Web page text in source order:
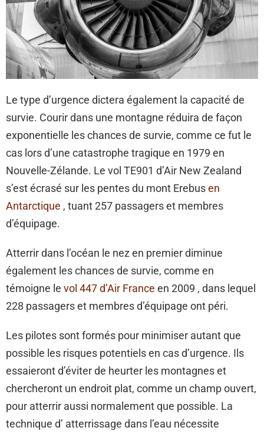
Le type d’urgence dictera également la capacité de
survie. Courir dans une montagne réduira de façon
exponentielle les chances de survie, comme ce fut le
cas lors d’une catastrophe tragique en 1979 en
Nouvelle-Zélande. Le vol TE901 d’Air New Zealand
s’est écrasé sur les pentes du mont Erebusen
Antarctique , tuant 257 passagers et membres
d’équipage.
Atterrir dans l’océan le nez en premier diminue
également les chances de survie, comme en
témoigne le vol 447 d’Air France en 2009 , dans lequel
228 passagers et membres d’équipage ont péri.
Les pilotes sont formés pour minimiser autant que
possible les risques potentiels en cas d’urgence. Ils
essaieront d’éviter de heurter les montagnes et
chercheront un endroit plat, comme un champ ouvert,
pour atterrir aussi normalement que possible. La
technique d’ atterrissage dans l’eau nécessite